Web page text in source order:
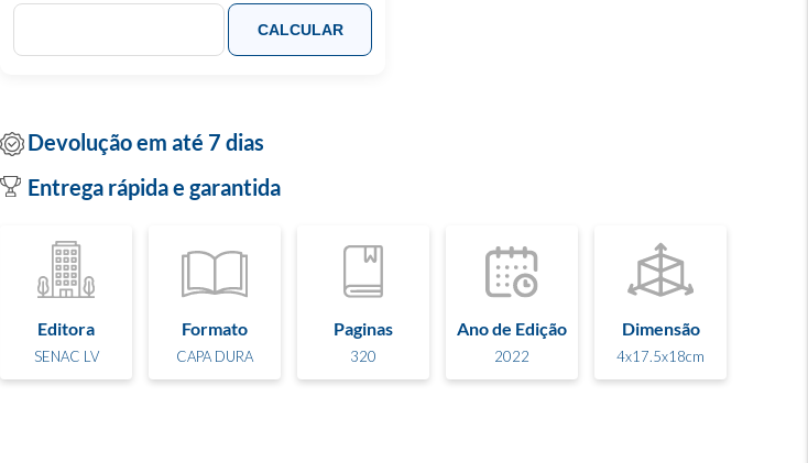
CALCULAR
Devolução em até 7 dias
Entrega rápida e garantida
Editora
SENAC LV
Formato
CAPA DURA
Paginas
320
Ano de Edição
2022
Dimensão
4x17.5x18cm